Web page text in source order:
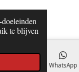
te blijven
WhatsApp